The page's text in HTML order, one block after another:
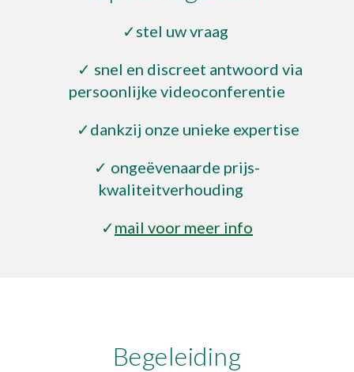
✓stel uw vraag
✓ snel en discreet antwoord via
persoonlijke videoconferentie
✓dankzij onze unieke expertise
✓ ongeëvenaarde prijs-
kwaliteitverhouding
✓mail voor meer info
Begeleiding